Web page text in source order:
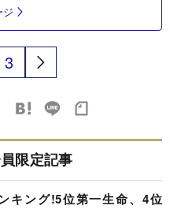
3
限定記事
キング!5位第一生命、4位